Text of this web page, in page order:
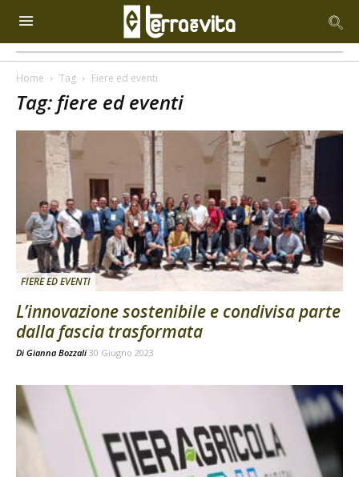
Home Tag Fiere ed eventi
Tag: fiere ed eventi
FIERE ED EVENTI
L’innovazione sostenibile e condivisa parte
dalla fascia trasformata
Di Gianna Bozzali 30 Giugno 2023